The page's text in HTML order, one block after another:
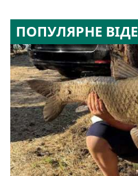
ПОПУЛЯРНЕ